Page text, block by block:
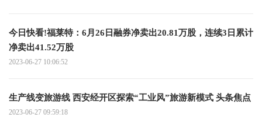
今日快看!福莱特：6月26日融券净卖出20.81万股，连续3日累计
净卖出41.52万股
2023-06-27 10:06:52
生产线变旅游线 西安经开区探索“工业风”旅游新模式 头条焦点
2023-06-27 09:59:18